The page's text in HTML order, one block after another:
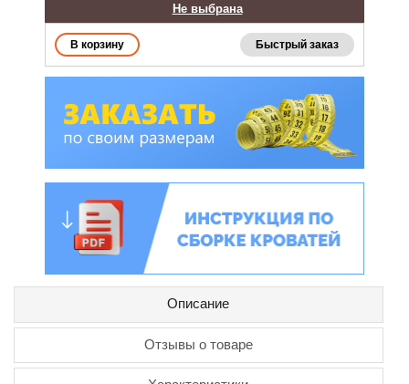
Не выбрана
Быстрый заказ
Описание
Отзывы о товаре